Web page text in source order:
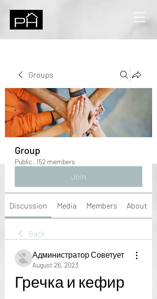
Groups
Group
Public · 152 members
Join
Discussion Media Members About
Back
Администратор Советует
August 26, 2023
Гречка и кефир